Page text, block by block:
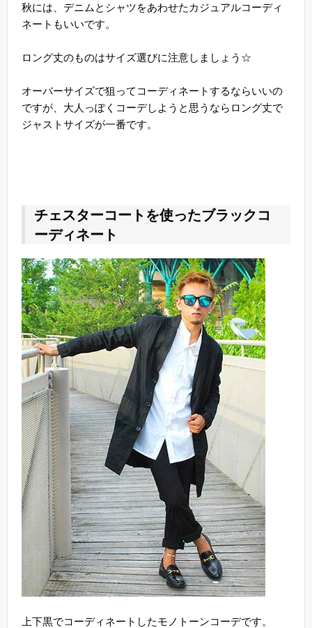
秋には、デニムとシャツをあわせたカジュアルコーディ
ネートもいいです。
ロング丈のものはサイズ選びに注意しましょう☆
オーバーサイズで狙ってコーディネートするならいいの
ですが、大人っぽくコーデしようと思うならロング丈で
ジャストサイズが一番です。
チェスターコートを使ったブラックコ
ーディネート
上下黒でコーディネートしたモノトーンコーデです。